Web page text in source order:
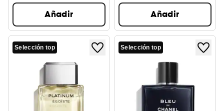
Añadir Añadir
Selección top Selección top